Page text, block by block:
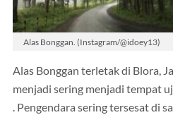
Alas Bonggan. (Instagram/@idoey13)
Alas Bonggan terletak di Blora,
menjadi sering menjadi tempat
. Pengendara sering tersesat di